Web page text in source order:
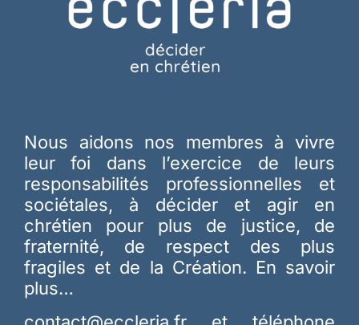
Nous aidons nos membres à vivre
leur foi dans l’exercice de leurs
responsabilités professionnelles et
sociétales, à décider et agir en
chrétien pour plus de justice, de
fraternité, de respect des plus
fragiles et de la Création. En savoir
plus…